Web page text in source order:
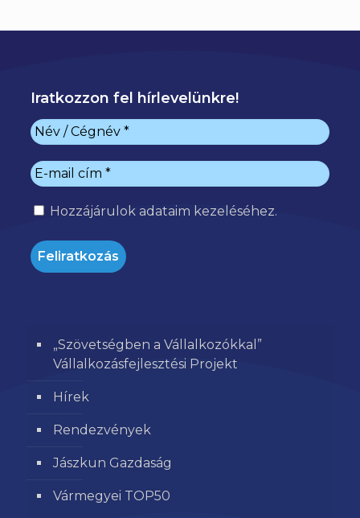
Iratkozzon fel hírlevelünkre!
Hozzájárulok adataim kezeléséhez.
„Szövetségben a Vállalkozókkal”
Vállalkozásfejlesztési Projekt
Hírek
Rendezvények
Jászkun Gazdaság
Vármegyei TOP50